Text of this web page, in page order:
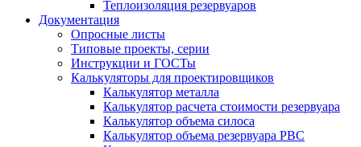
Теплоизоляция резервуаров
Документация
Опросные листы
Типовые проекты, серии
Инструкции и ГОСТы
Калькуляторы для проектировщиков
Калькулятор металла
Калькулятор расчета стоимости резервуара
Калькулятор объема силоса
Калькулятор объема резервуара РВС